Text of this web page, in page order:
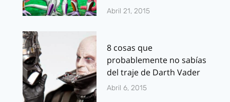
Abril 21, 2015
8 cosas que
probablemente no sabías
del traje de Darth Vader
Abril 6, 2015